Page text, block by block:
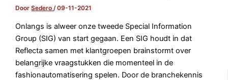
DoorSedero/09-11-2021
Onlangs is alweer onze tweede Special Information
Group (SIG) van start gegaan. Een SIG houdt in dat
Reflecta samen met klantgroepen brainstormt over
belangrijke vraagstukken die momenteel in de
fashionautomatisering spelen. Door de branchekennis